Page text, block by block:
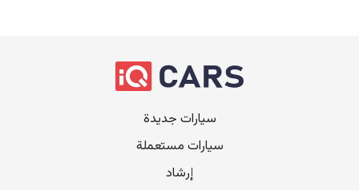
سيارات جديدة
سيارات مستعملة
إرشاد